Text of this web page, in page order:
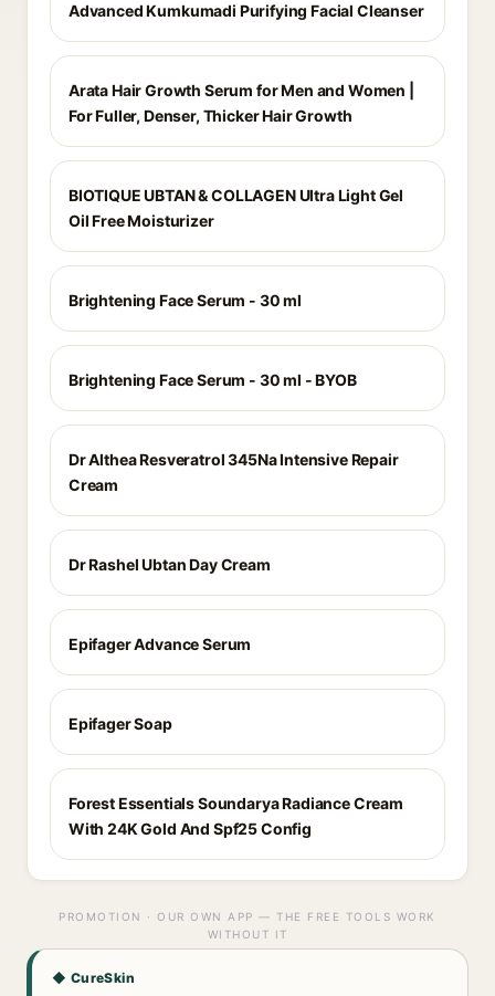
Advanced Kumkumadi Purifying Facial Cleanser
Arata Hair Growth Serum for Men and Women |
For Fuller, Denser, Thicker Hair Growth
BIOTIQUE UBTAN & COLLAGEN Ultra Light Gel
Oil Free Moisturizer
Brightening Face Serum - 30 ml
Brightening Face Serum - 30 ml - BYOB
Dr Althea Resveratrol 345Na Intensive Repair
Cream
Dr Rashel Ubtan Day Cream
Epifager Advance Serum
Epifager Soap
Forest Essentials Soundarya Radiance Cream
With 24K Gold And Spf25 Config
PROMOTION · OUR OWN APP — THE FREE TOOLS WORK
WITHOUT IT
◆ CureSkin